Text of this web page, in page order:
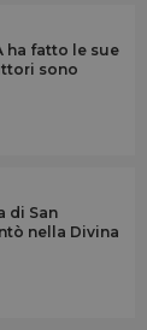
ha fatto le sue
sono
di San
nella Divina